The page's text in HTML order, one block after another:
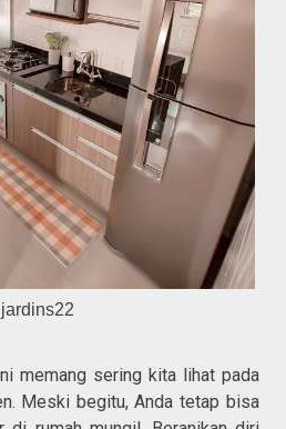
jardins22
memang sering kita lihat pada
Meski begitu, Anda tetap bisa